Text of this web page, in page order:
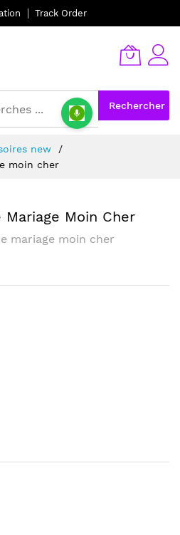
Track Order
Rechercher
new
moin cher
Mariage Moin Cher
mariage moin cher